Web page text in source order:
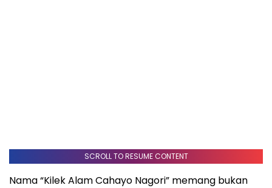
SCROLL TO RESUME CONTENT
Nama “Kilek Alam Cahayo Nagori” memang bukan